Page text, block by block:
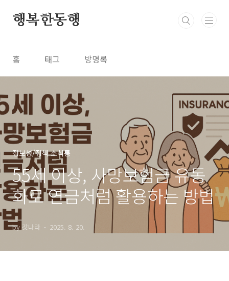
행복한동행
홈 태그 방명록
정보성/정책 소식통
55세 이상, 사망보험금 유동
화로 연금처럼 활용하는 방법
by 갓나라 2025. 8. 20.